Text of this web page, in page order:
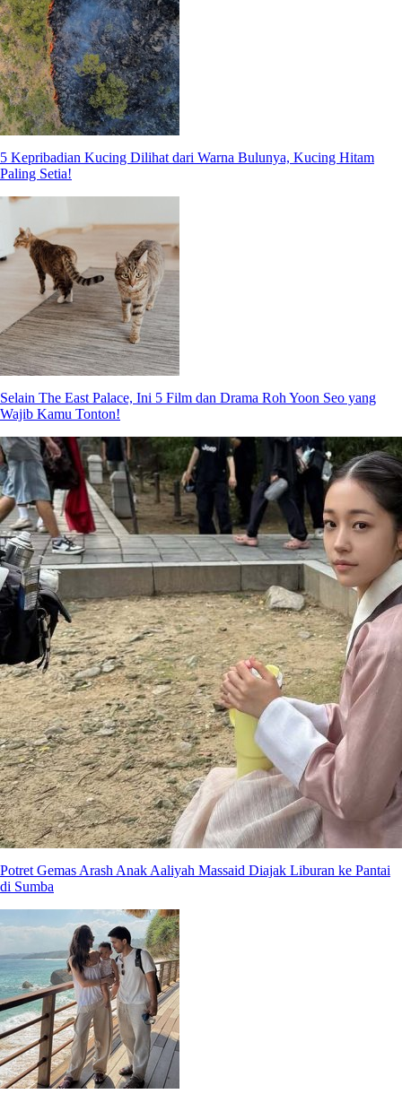
5 Kepribadian Kucing Dilihat dari Warna Bulunya, Kucing Hitam
Paling Setia!
Selain The East Palace, Ini 5 Film dan Drama Roh Yoon Seo yang
Wajib Kamu Tonton!
Potret Gemas Arash Anak Aaliyah Massaid Diajak Liburan ke Pantai
di Sumba